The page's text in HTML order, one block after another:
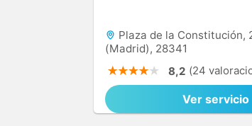
Plaza de la Constitución,
(Madrid), 28341
8,2 (24
Ver servicio